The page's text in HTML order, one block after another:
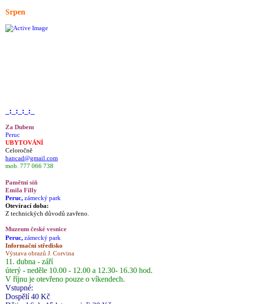
Srpen
_:_:_:_:_
Za Dubem
Peruc
UBYTOVÁNÍ
Celoročně
hancad@gmail.com
mob. 777 066 738
Pamětní síň
Emila Filly
Peruc, zámecký park
Otevírací doba:
Z technických důvodů zavřeno.
Muzeum české vesnice
Peruc, zámecký park
Informační středisko
Výstava obrazů J. Corvina
11. dubna - září
úterý - neděle 10.00 - 12.00 a 12.30- 16.30 hod.
V říjnu je otevřeno pouze o víkendech.
Vstupné:
Dospělí 40 Kč